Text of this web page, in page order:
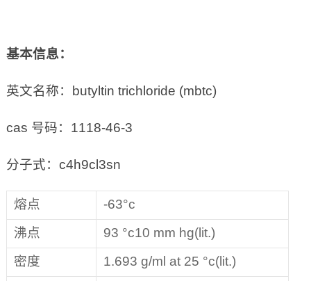
基本信息：
英文名称：butyltin trichloride (mbtc)
cas 号码：1118-46-3
分子式：c4h9cl3sn
熔点
-63°c
沸点
93 °c10 mm hg(lit.)
密度
1.693 g/ml at 25 °c(lit.)